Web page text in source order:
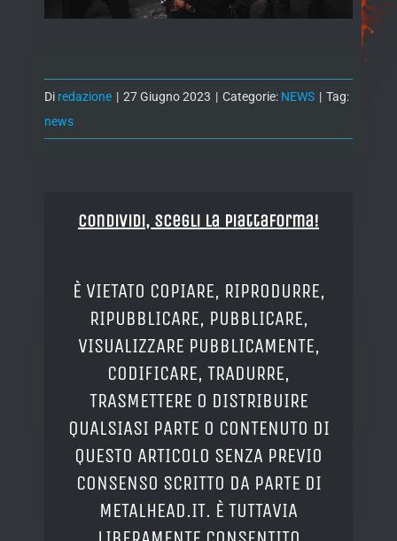
Di redazione | 27 Giugno 2023 | Categorie: NEWS | Tag:
news
Condividi, Scegli la piattaforma!
È VIETATO COPIARE, RIPRODURRE,
RIPUBBLICARE, PUBBLICARE,
VISUALIZZARE PUBBLICAMENTE,
CODIFICARE, TRADURRE,
TRASMETTERE O DISTRIBUIRE
QUALSIASI PARTE O CONTENUTO DI
QUESTO ARTICOLO SENZA PREVIO
CONSENSO SCRITTO DA PARTE DI
METALHEAD.IT. È TUTTAVIA